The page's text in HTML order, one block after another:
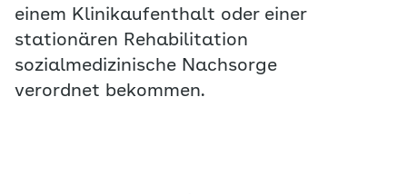
einem Klinikaufenthalt oder einer
stationären Rehabilitation
sozialmedizinische Nachsorge
verordnet bekommen.